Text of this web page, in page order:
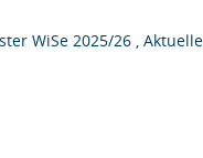
WiSe 2025/26 ,